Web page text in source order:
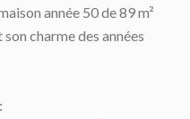
année 50 de 89 m²
charme des années